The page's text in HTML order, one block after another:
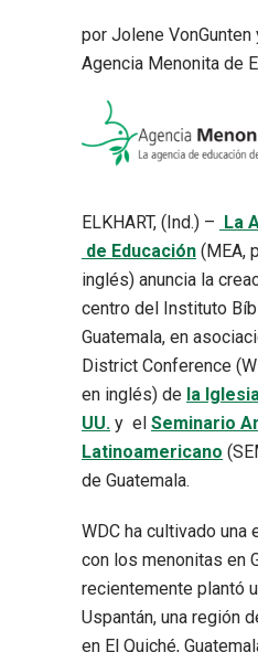
por Jolene VonGunten
Agencia Menonita de
ELKHART, (Ind.) – La
de Educación (MEA,
inglés) anuncia la
centro del Instituto
Guatemala, en
District Conference
en inglés) de la
UU. y el Seminario
Latinoamericano
de Guatemala.
WDC ha cultivado una
con los menonitas en
recientemente plantó
Uspantán, una región
en El Quiché,